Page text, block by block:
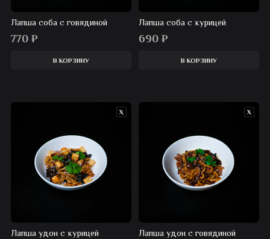
Лапша соба с говядиной
770 ₽
В КОРЗИНУ
Лапша соба с курицей
690₽
В КОРЗИНУ
Лапша удон с курицей Лапша удон с говядиной